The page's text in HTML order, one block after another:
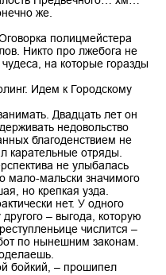
же.
полицмейстера
Никто про лжебога не
на которые горазды
Идем к Городскому
Двадцать лет он
недовольство
благоденствием не
карательные отряды.
не улыбалась
мало-мальски значимого
но крепкая узда.
нет. У одного
– выгода, которую
числится –
по нынешним законам.
бойкий, – прошипел